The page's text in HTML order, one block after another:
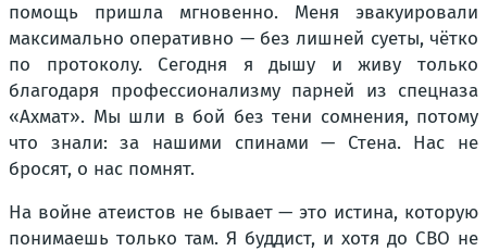
помощь пришла мгновенно. Меня эвакуировали
максимально оперативно — без лишней суеты, чётко
по протоколу. Сегодня я дышу и живу только
благодаря профессионализму парней из спецназа
«Ахмат». Мы шли в бой без тени сомнения, потому
что знали: за нашими спинами — Стена. Нас не
бросят, о нас помнят.
На войне атеистов не бывает — это истина, которую
понимаешь только там. Я буддист, и хотя до СВО не